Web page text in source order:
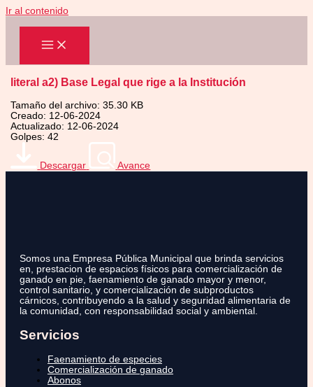
Ir al contenido
literal a2) Base Legal que rige a la Institución
Tamaño del archivo: 35.30 KB
Creado: 12-06-2024
Actualizado: 12-06-2024
Golpes: 42
Descargar Avance
Somos una Empresa Pública Municipal que brinda servicios
en, prestacion de espacios físicos para comercialización de
ganado en pie, faenamiento de ganado mayor y menor,
control sanitario, y comercialización de subproductos
cárnicos, contribuyendo a la salud y seguridad alimentaria de
la comunidad, con responsabilidad social y ambiental.
Servicios
Faenamiento de especies
Comercialización de ganado
Abonos